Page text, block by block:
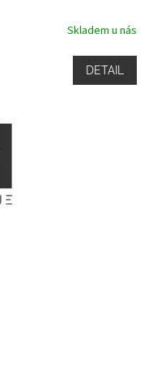
Skladem u nás
DETAIL